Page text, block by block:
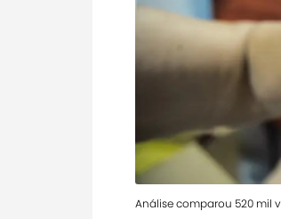
Análise comparou 520 mil